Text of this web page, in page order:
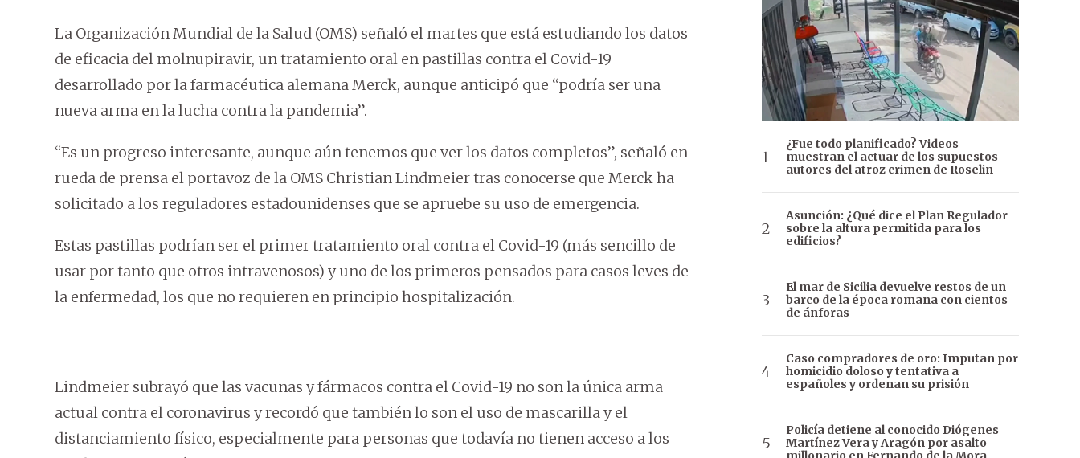
La Organización Mundial de la Salud (OMS) señaló el martes que está estudiando los datos
de eficacia del molnupiravir, un tratamiento oral en pastillas contra el Covid-19
desarrollado por la farmacéutica alemana Merck, aunque anticipó que “podría ser una
nueva arma en la lucha contra la pandemia”.
“Es un progreso interesante, aunque aún tenemos que ver los datos completos”, señaló en
rueda de prensa el portavoz de la OMS Christian Lindmeier tras conocerse que Merck ha
solicitado a los reguladores estadounidenses que se apruebe su uso de emergencia.
Estas pastillas podrían ser el primer tratamiento oral contra el Covid-19 (más sencillo de
usar por tanto que otros intravenosos) y uno de los primeros pensados para casos leves de
la enfermedad, los que no requieren en principio hospitalización.
Lindmeier subrayó que las vacunas y fármacos contra el Covid-19 no son la única arma
actual contra el coronavirus y recordó que también lo son el uso de mascarilla y el
distanciamiento físico, especialmente para personas que todavía no tienen acceso a los
¿Fue todo planificado? Videos
muestran el actuar de los supuestos
autores del atroz crimen de Roselin
Asunción: ¿Qué dice el Plan Regulador
sobre la altura permitida para los
edificios?
El mar de Sicilia devuelve restos de un
barco de la época romana con cientos
de ánforas
Caso compradores de oro: Imputan por
homicidio doloso y tentativa a
españoles y ordenan su prisión
Policía detiene al conocido Diógenes
Martínez Vera y Aragón por asalto